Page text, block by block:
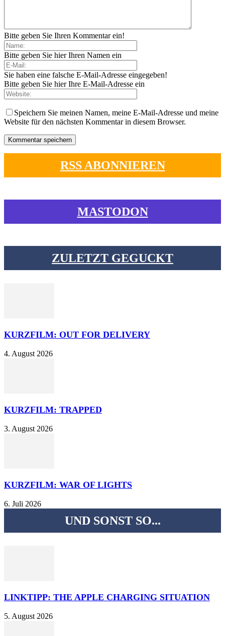
Bitte geben Sie Ihren Kommentar ein!
Bitte geben Sie hier Ihren Namen ein
Sie haben eine falsche E-Mail-Adresse eingegeben!
Bitte geben Sie hier Ihre E-Mail-Adresse ein
Speichern Sie meinen Namen, meine E-Mail-Adresse und meine
Website für den nächsten Kommentar in diesem Browser.
RSS ABONNIEREN
MASTODON
ZULETZT GEGUCKT
KURZFILM: OUT FOR DELIVERY
4. August 2026
KURZFILM: TRAPPED
3. August 2026
KURZFILM: WAR OF LIGHTS
6. Juli 2026
UND SONST SO...
LINKTIPP: THE APPLE CHARGING SITUATION
5. August 2026